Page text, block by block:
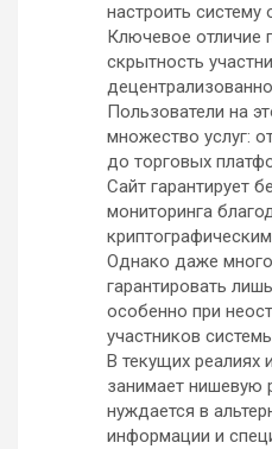
настроить
Ключевое
скрытность
Пользователи на
множество услуг:
до торговых
Сайт гарантирует
мониторинга
Однако даже
гарантировать
особенно при
участников
В текущих реалиях
занимает нишевую
нуждается в
информации и